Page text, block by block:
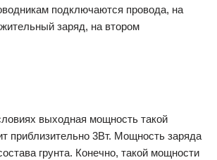
подключаются провода, на
заряд, на втором
выходная мощность такой
приблизительно 3Вт. Мощность заряда
грунта. Конечно, такой мощности